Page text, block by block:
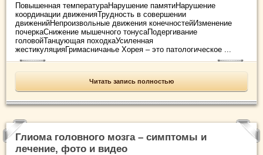
Повышенная температураНарушение памятиНарушение
координации движенияТрудность в совершении
движенийНепроизвольные движения конечностейИзменение
почеркаСнижение мышечного тонусаПодергивание
головойТанцующая походкаУсиленная
жестикуляцияГримасничанье Хорея – это патологическое ...
Читать запись полностью
Глиома головного мозга – симптомы и
лечение, фото и видео